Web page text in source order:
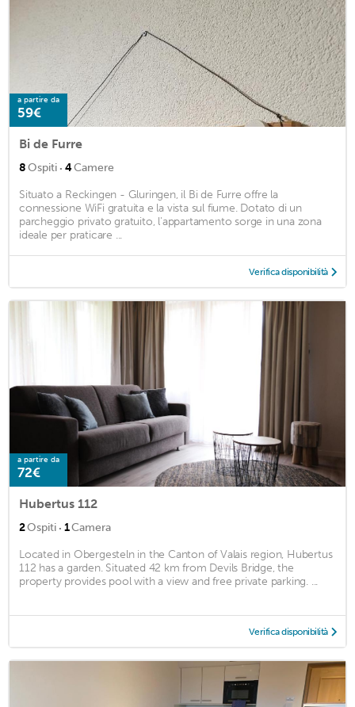
a partire da
59€
Bi de Furre
8Ospiti · 4Camere
Situato a Reckingen - Gluringen, il Bi de Furre offre la
connessione WiFi gratuita e la vista sul fiume. Dotato di un
parcheggio privato gratuito, l'appartamento sorge in una zona
ideale per praticare ...
Verifica disponibilità
a partire da
72€
Hubertus 112
2Ospiti · 1Camera
Located in Obergesteln in the Canton of Valais region, Hubertus
112 has a garden. Situated 42 km from Devils Bridge, the
property provides pool with a view and free private parking. ...
Verifica disponibilità